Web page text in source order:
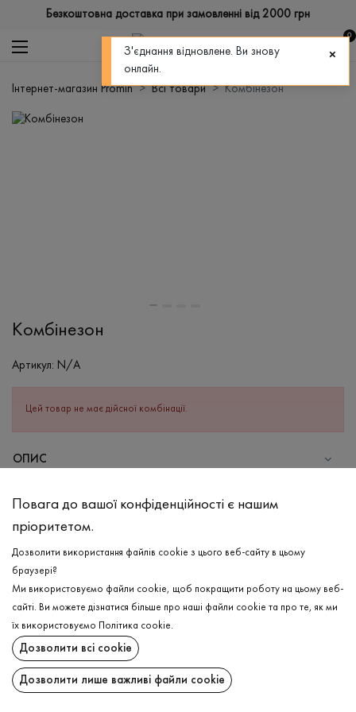
Безкоштовна доставка при замовленні від 2000 грн
0
Інтернет-магазин Promin Всі товари Комбінезон
Комбінезон
Артикул: N/A
Цей товар не має дійсної комбінації.
ОПИС
Бавовна - 95%, Еластан - 5%
Прання в холодній воді (до 30 ° C)
Відбілювання заборонено
Прасувати при середній температурі
Щадний віджим і сушка
Щадна хімчистка
ДОСТАВКА
ПОВЕРНЕННЯ
Повага до вашої конфіденційності є нашим
пріоритетом.
Дозволити використання файлів cookie з цього веб-сайту в цьому
браузері?
Ми використовуємо файли cookie, щоб покращити роботу на цьому веб-
сайті. Ви можете дізнатися більше про наші файли cookie та про те, як ми
їх використовуємо
Політика cookie.
Дозволити всі cookie
Дозволити лише важливі файли cookie
З'єднання відновлене. Ви знову
онлайн.